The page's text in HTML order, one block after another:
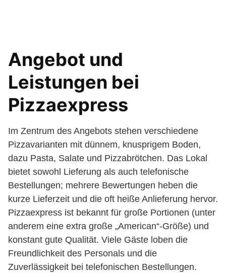
Angebot und
Leistungen bei
Pizzaexpress
Im Zentrum des Angebots stehen verschiedene
Pizzavarianten mit dünnem, knusprigem Boden,
dazu Pasta, Salate und Pizzabrötchen. Das Lokal
bietet sowohl Lieferung als auch telefonische
Bestellungen; mehrere Bewertungen heben die
kurze Lieferzeit und die oft heiße Anlieferung hervor.
Pizzaexpress ist bekannt für große Portionen (unter
anderem eine extra große „American“-Größe) und
konstant gute Qualität. Viele Gäste loben die
Freundlichkeit des Personals und die
Zuverlässigkeit bei telefonischen Bestellungen.